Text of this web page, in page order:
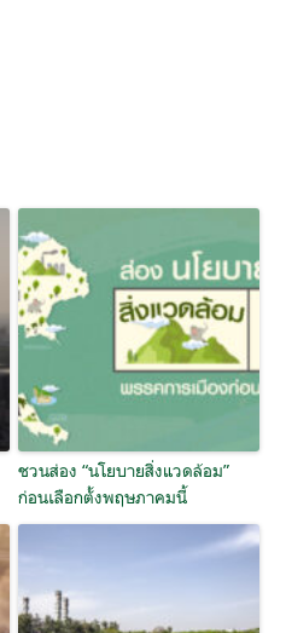
ชวนส่อง “นโยบายสิ่งแวดล้อม”
ก่อนเลือกตั้งพฤษภาคมนี้